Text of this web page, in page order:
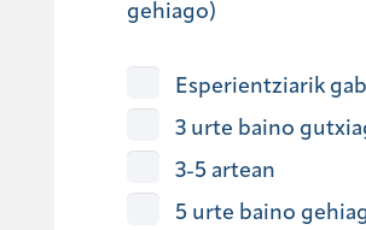
gehiago)
Esperientziarik
3 urte baino
3-5 artean
5 urte baino